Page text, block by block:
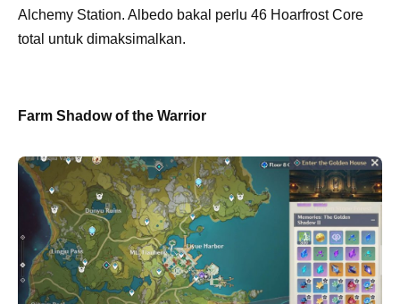
Alchemy Station. Albedo bakal perlu 46 Hoarfrost Core
total untuk dimaksimalkan.
Farm Shadow of the Warrior